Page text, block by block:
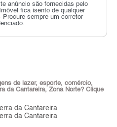
anúncio são fornecidas pelo
fica isento de qualquer
Procure sempre um corretor
de lazer, esporte, comércio,
da Cantareira, Zona Norte? Clique
da Cantareira
da Cantareira